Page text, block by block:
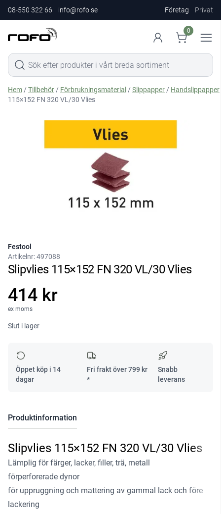
08-550 322 66 info@rofo.se Företag Privat
0
Hem /Tillbehör / Förbrukningsmaterial /Slippapper / Handslippapper
115×152 FN 320 VL/30 Vlies
Festool
Artikelnr:497088
Slipvlies 115×152 FN 320 VL/30 Vlies
414 kr
ex moms
Slut i lager
Öppet köp i 14
dagar
Fri frakt över799 kr
*
Snabb
leverans
Produktinformation
Slipvlies 115×152 FN 320 VL/30 Vlies
Lämplig för färger, lacker, filler, trä, metall
förperforerade dynor
för uppruggning och mattering av gammal lack och före
lackering